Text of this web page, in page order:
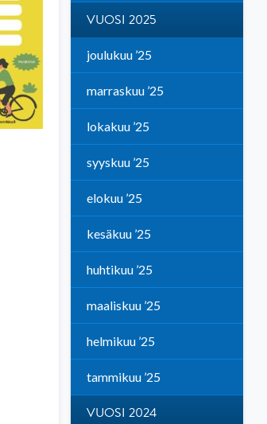
VUOSI 2025
joulukuu ’25
marraskuu ’25
lokakuu ’25
syyskuu ’25
elokuu ’25
kesäkuu ’25
huhtikuu ’25
maaliskuu ’25
helmikuu ’25
tammikuu ’25
VUOSI 2024